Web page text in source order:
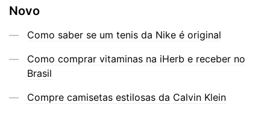
Novo
Como saber se um tenis da Nike é original
Como comprar vitaminas na iHerb e receber no
Brasil
Compre camisetas estilosas da Calvin Klein